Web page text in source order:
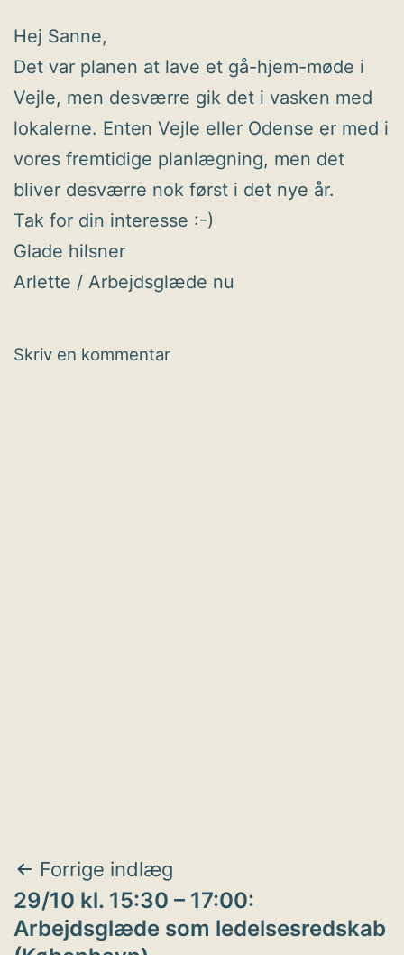
Hej Sanne,
Det var planen at lave et gå-hjem-møde i
Vejle, men desværre gik det i vasken med
lokalerne. Enten Vejle eller Odense er med i
vores fremtidige planlægning, men det
bliver desværre nok først i det nye år.
Tak for din interesse :-)
Glade hilsner
Arlette / Arbejdsglæde nu
Skriv en kommentar
Indlægsnavigation
Forrige indlæg
29/10 kl. 15:30 – 17:00:
Arbejdsglæde som ledelsesredskab